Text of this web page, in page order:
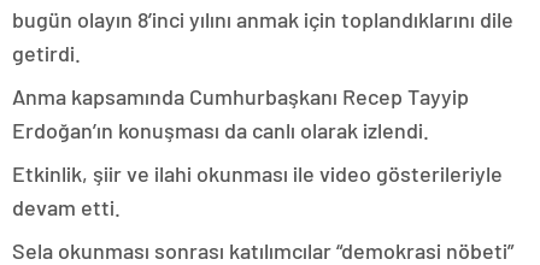
bugün olayın 8’inci yılını anmak için toplandıklarını dile
getirdi.
Anma kapsamında Cumhurbaşkanı Recep Tayyip
Erdoğan’ın konuşması da canlı olarak izlendi.
Etkinlik, şiir ve ilahi okunması ile video gösterileriyle
devam etti.
Sela okunması sonrası katılımcılar “demokrasi nöbeti”